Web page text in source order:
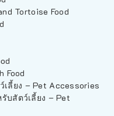
Tortoise Food
Food
ลี้ยง – Pet Accessories
สัตว์เลี้ยง – Pet